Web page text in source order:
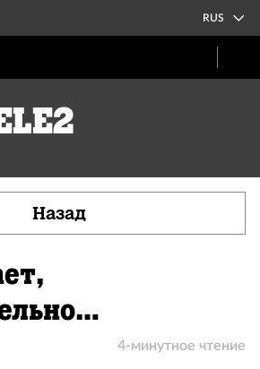
RUS
Назад
4-минутное чтение